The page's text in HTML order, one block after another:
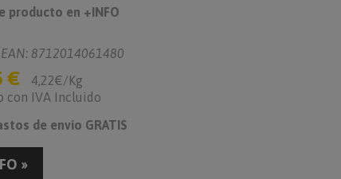
producto en +INFO
8712014061480
€
4,22€/Kg
con IVA Incluido
de envío GRATIS
»